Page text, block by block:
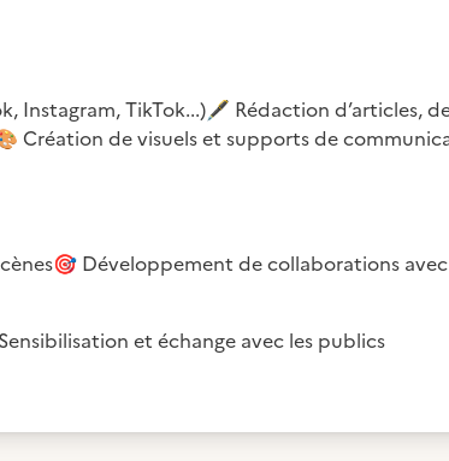
Instagram, TikTok...)🖋️ Rédaction d’articles,
Création de visuels et supports de
🎯 Développement de collaborations avec
Sensibilisation et échange avec les publics